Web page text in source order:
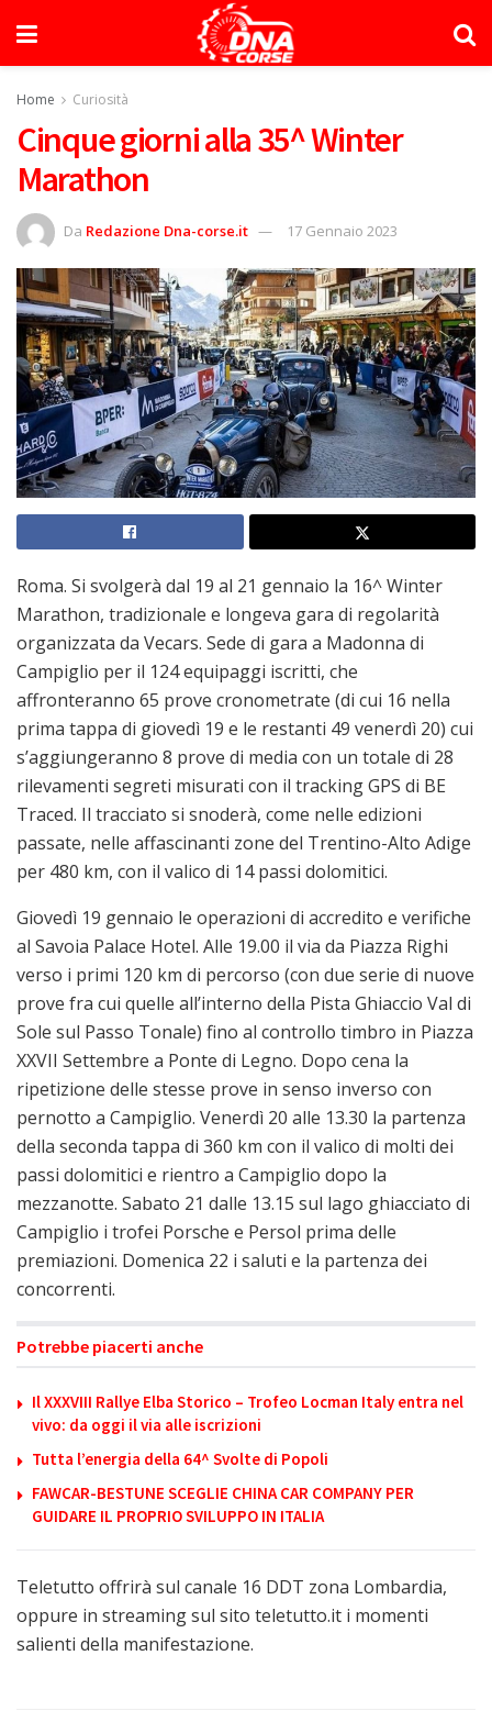
Home Curiosità
Cinque giorni alla 35^ Winter
Marathon
Da Redazione Dna-corse.it 17 Gennaio 2023
Roma. Si svolgerà dal 19 al 21 gennaio la 16^ Winter
Marathon, tradizionale e longeva gara di regolarità
organizzata da Vecars. Sede di gara a Madonna di
Campiglio per il 124 equipaggi iscritti, che
affronteranno 65 prove cronometrate (di cui 16 nella
prima tappa di giovedì 19 e le restanti 49 venerdì 20) cui
s’aggiungeranno 8 prove di media con un totale di 28
rilevamenti segreti misurati con il tracking GPS di BE
Traced. Il tracciato si snoderà, come nelle edizioni
passate, nelle affascinanti zone del Trentino-Alto Adige
per 480 km, con il valico di 14 passi dolomitici.
Giovedì 19 gennaio le operazioni di accredito e verifiche
al Savoia Palace Hotel. Alle 19.00 il via da Piazza Righi
verso i primi 120 km di percorso (con due serie di nuove
prove fra cui quelle all’interno della Pista Ghiaccio Val di
Sole sul Passo Tonale) fino al controllo timbro in Piazza
XXVII Settembre a Ponte di Legno. Dopo cena la
ripetizione delle stesse prove in senso inverso con
pernotto a Campiglio. Venerdì 20 alle 13.30 la partenza
della seconda tappa di 360 km con il valico di molti dei
passi dolomitici e rientro a Campiglio dopo la
mezzanotte. Sabato 21 dalle 13.15 sul lago ghiacciato di
Campiglio i trofei Porsche e Persol prima delle
premiazioni. Domenica 22 i saluti e la partenza dei
concorrenti.
Potrebbe piacerti anche
Il XXXVIII Rallye Elba Storico – Trofeo Locman Italy entra nel
vivo: da oggi il via alle iscrizioni
Tutta l’energia della 64^ Svolte di Popoli
FAWCAR-BESTUNE SCEGLIE CHINA CAR COMPANY PER
GUIDARE IL PROPRIO SVILUPPO IN ITALIA
Teletutto offrirà sul canale 16 DDT zona Lombardia,
oppure in streaming sul sito teletutto.it i momenti
salienti della manifestazione.